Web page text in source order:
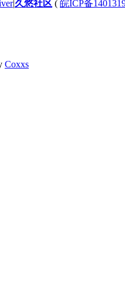
|久悠社区 ( 皖ICP备
Coxxs